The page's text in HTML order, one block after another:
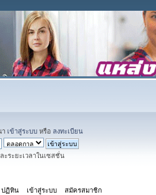
า เข้าสู่ระบบ หรือ ลงทะเบียน
ะระยะเวลาในเซสชั่น
ปฏิทิน เข้าสู่ระบบ สมัครสมาชิก